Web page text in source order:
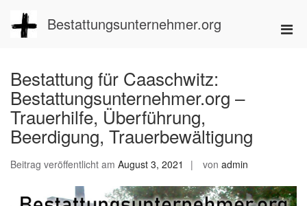
Inhalt
springen
Bestattungsunternehmer.org
Bestattung für Caaschwitz:
Bestattungsunternehmer.org –
Trauerhilfe, Überführung,
Beerdigung, Trauerbewältigung
Beitrag veröffentlicht am August 3, 2021 von admin